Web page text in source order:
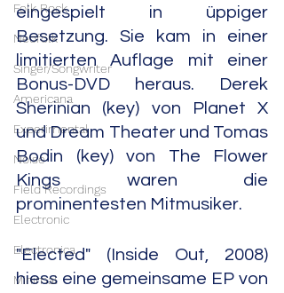
Folk Rock
Neofolk
Singer/Songwriter
Americana
Experimental
Noise
Field Recordings
Electronic
Electronica
Minimal
eingespielt in üppiger
Besetzung. Sie kam in einer
limitierten Auflage mit einer
Bonus-DVD heraus. Derek
Sherinian (key) von Planet X
und Dream Theater und Tomas
Bodin (key) von The Flower
Kings waren die
prominentesten Mitmusiker.
"Elected" (Inside Out, 2008)
hiess eine gemeinsame EP von